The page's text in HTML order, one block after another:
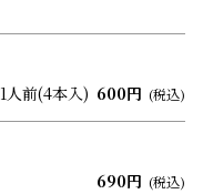
1人前(4本入) 600円 (税込)
690円 (税込)